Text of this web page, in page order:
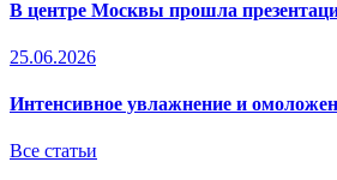
В центре Москвы прошла
25.06.2026
Интенсивное увлажнение и
Все статьи